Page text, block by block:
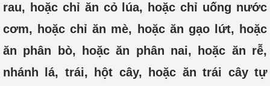
rau, hoặc chỉ ăn cỏ lúa, hoặc chỉ uống nước
cơm, hoặc chỉ ăn mè, hoặc ăn gạo lứt, hoặc
ăn phân bò, hoặc ăn phân nai, hoặc ăn rễ,
nhánh lá, trái, hột cây, hoặc ăn trái cây tự